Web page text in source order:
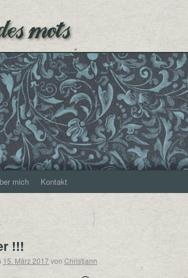
mots
mich Kontakt
!!!
15. März 2017 von Christjann